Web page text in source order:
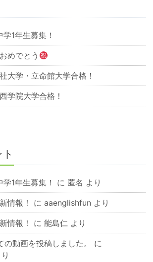
1年生募集！
めでとう
大学・立命館大学合格！
学院大学合格！
1年生募集！ に 匿名 より
情報！ に aaenglishfun より
情報！ に能島仁 より
動画を投稿しました。
に